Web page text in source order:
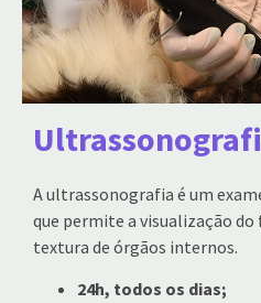
A ultrassonografia é um
que permite a visualização
textura de órgãos internos.
24h, todos os dias;